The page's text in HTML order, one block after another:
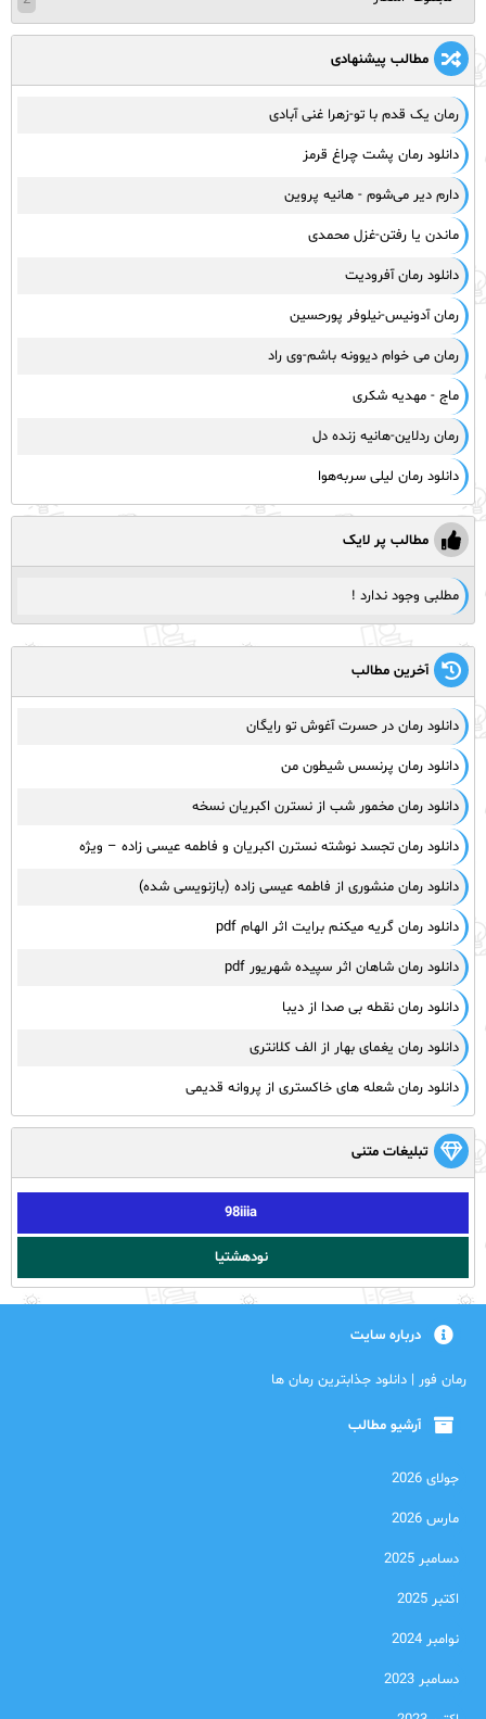
مطالب پیشنهادی
رمان یک قدم با تو-زهرا غنی آبادی
دانلود رمان پشت چراغ قرمز
دارم دیر می‌شوم - هانیه پروین
ماندن یا رفتن-غزل محمدی
دانلود رمان آفرودیت
رمان آدونیس-نیلوفر پورحسین
رمان می خوام دیوونه باشم-وی راد
ماج - مهدیه شکری
رمان ردلاین-هانیه زنده دل
دانلود رمان لیلی سربه‌هوا
مطالب پر لایک
مطلبی وجود ندارد !
آخرین مطالب
دانلود رمان در حسرت آغوش تو رایگان
دانلود رمان پرنسس شیطون من
دانلود رمان مخمور شب از نسترن اکبریان نسخه
دانلود رمان تجسد نوشته نسترن اکبریان و فاطمه عیسی زاده – ویژه
دانلود رمان منشوری از فاطمه عیسی زاده (بازنویسی شده)
دانلود رمان گریه میکنم برایت اثر الهام pdf
دانلود رمان شاهان اثر سپیده شهریور pdf
دانلود رمان نقطه بی صدا از دیبا
دانلود رمان یغمای بهار از الف کلانتری
دانلود رمان شعله های خاکستری از پروانه قدیمی
تبلیغات متنی
98iiia
نودهشتیا
درباره سایت
رمان فور | دانلود جذابترین رمان ها
آرشیو مطالب
جولای 2026
مارس 2026
دسامبر 2025
اکتبر 2025
نوامبر 2024
دسامبر 2023